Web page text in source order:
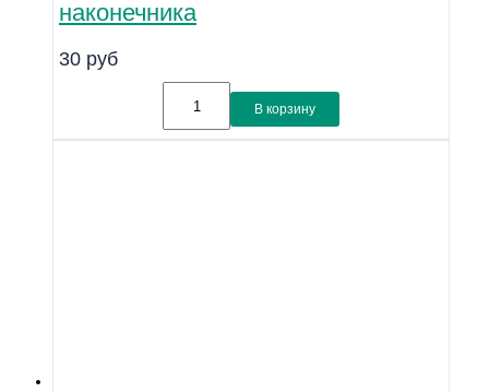
наконечника
30 руб
В корзину